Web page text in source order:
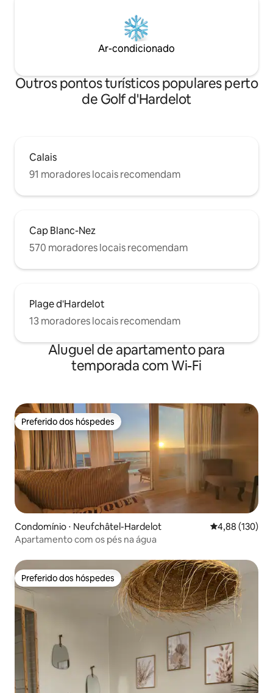
Ar-condicionado
Outros pontos turísticos populares perto
de Golf d'Hardelot
Calais
91 moradores locais recomendam
Cap Blanc-Nez
570 moradores locais recomendam
Plage d'Hardelot
13 moradores locais recomendam
Aluguel de apartamento para
temporada com Wi-Fi
Preferido dos hóspedes
Preferido dos hóspedes
Condomínio ⋅ Neufchâtel-Hardelot 4,88 de uma
4,88 (130)
Apartamento com os pés na água
Preferido dos hóspedes
Preferido dos hóspedes